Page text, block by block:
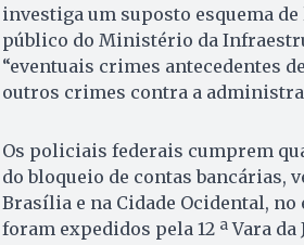
investiga um suposto esquema
público do Ministério da
“eventuais crimes antecedentes
outros crimes contra a
Os policiais federais cumprem
do bloqueio de contas bancárias,
Brasília e na Cidade Ocidental,
foram expedidos pela 12 ª Vara